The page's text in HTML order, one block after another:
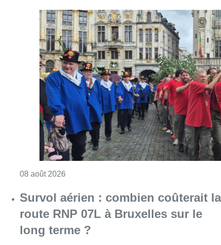
08 août 2026
Survol aérien : combien coûterait la
route RNP 07L à Bruxelles sur le
long terme ?